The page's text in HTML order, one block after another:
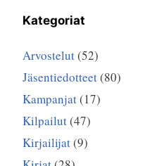
Kategoriat
Arvostelut(52)
Jäsentiedotteet(80)
Kampanjat(17)
Kilpailut(47)
Kirjailijat(9)